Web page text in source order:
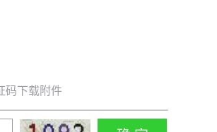
码下载附件